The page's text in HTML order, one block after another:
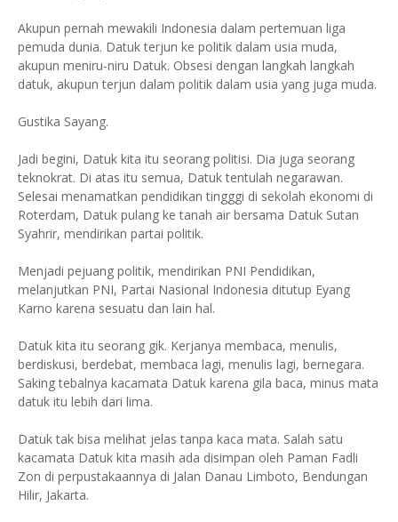
Akupun pernah mewakili Indonesia dalam pertemuan liga
pemuda dunia. Datuk terjun ke politik dalam usia muda,
akupun meniru-niru Datuk. Obsesi dengan langkah langkah
datuk, akupun terjun dalam politik dalam usia yang juga muda.
Gustika Sayang.
Jadi begini, Datuk kita itu seorang politisi. Dia juga seorang
teknokrat. Di atas itu semua, Datuk tentulah negarawan.
Selesai menamatkan pendidikan tingggi di sekolah ekonomi di
Roterdam, Datuk pulang ke tanah air bersama Datuk Sutan
Syahrir, mendirikan partai politik.
Menjadi pejuang politik, mendirikan PNI Pendidikan,
melanjutkan PNI, Partai Nasional Indonesia ditutup Eyang
Karno karena sesuatu dan lain hal.
Datuk kita itu seorang gik. Kerjanya membaca, menulis,
berdiskusi, berdebat, membaca lagi, menulis lagi, bernegara.
Saking tebalnya kacamata Datuk karena gila baca, minus mata
datuk itu lebih dari lima.
Datuk tak bisa melihat jelas tanpa kaca mata. Salah satu
kacamata Datuk kita masih ada disimpan oleh Paman Fadli
Zon di perpustakaannya di Jalan Danau Limboto, Bendungan
Hilir, Jakarta.